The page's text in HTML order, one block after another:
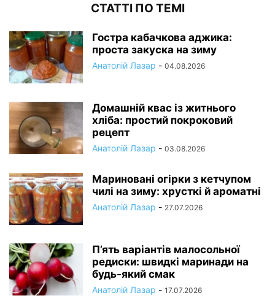
СТАТТІ ПО ТЕМІ
Гостра кабачкова аджика:
проста закуска на зиму
Анатолій Лазар - 04.08.2026
Домашній квас із житнього
хліба: простий покроковий
рецепт
Анатолій Лазар - 03.08.2026
Мариновані огірки з кетчупом
чилі на зиму: хрусткі й ароматні
Анатолій Лазар - 27.07.2026
П’ять варіантів малосольної
редиски: швидкі маринади на
будь-який смак
Анатолій Лазар - 17.07.2026